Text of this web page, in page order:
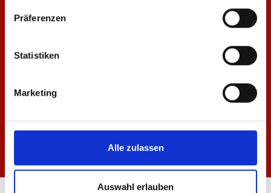
Präferenzen
Statistiken
Marketing
Alle zulassen
Auswahl erlauben